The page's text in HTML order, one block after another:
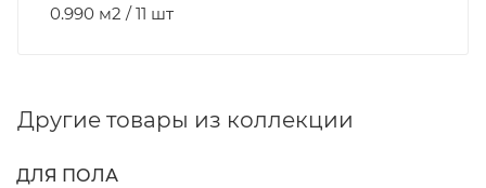
0.990 м2 / 11 шт
Другие товары из коллекции
ДЛЯ ПОЛА